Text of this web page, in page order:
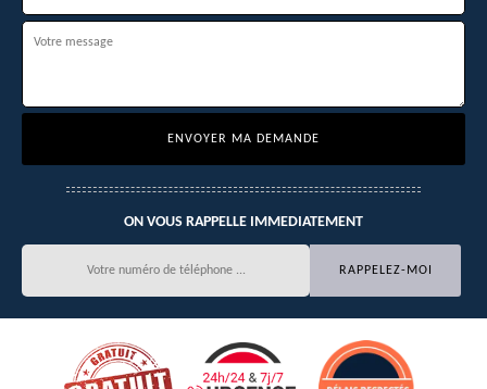
ON VOUS RAPPELLE IMMEDIATEMENT